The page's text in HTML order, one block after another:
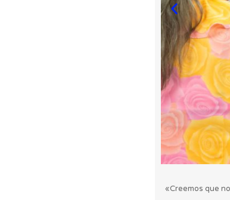
«Creemos que